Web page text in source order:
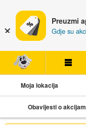
Preuzmi
Gdje su
Moja lokacija
Obavijesti o